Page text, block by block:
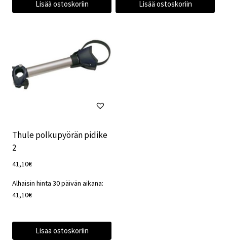
Lisää ostoskoriin Lisää ostoskoriin
Thule polkupyörän pidike
2
41,10€
Alhaisin hinta 30 päivän aikana:
41,10€
Lisää ostoskoriin